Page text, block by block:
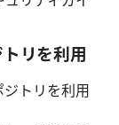
リを利用
トリを利用